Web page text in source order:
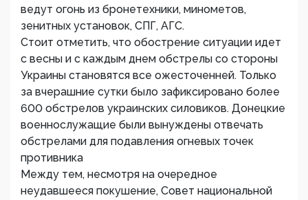
ведут огонь из бронетехники, минометов,
зенитных установок, СПГ, АГС.
Стоит отметить, что обострение ситуации идет
с весны и с каждым днем обстрелы со стороны
Украины становятся все ожесточенней. Только
за вчерашние сутки было зафиксировано более
600 обстрелов украинских силовиков. Донецкие
военнослужащие были вынуждены отвечать
обстрелами для подавления огневых точек
противника
Между тем, несмотря на очередное
неудавшееся покушение, Совет национальной